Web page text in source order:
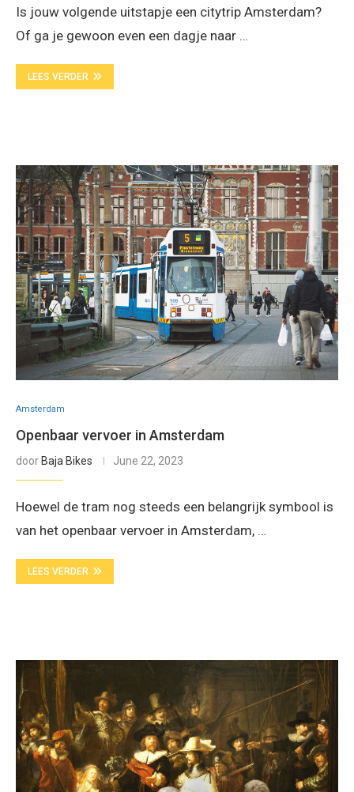
Is jouw volgende uitstapje een citytrip Amsterdam?
Of ga je gewoon even een dagje naar …
LEES VERDER
Amsterdam
Openbaar vervoer in Amsterdam
door Baja Bikes June 22, 2023
Hoewel de tram nog steeds een belangrijk symbool is
van het openbaar vervoer in Amsterdam, …
LEES VERDER